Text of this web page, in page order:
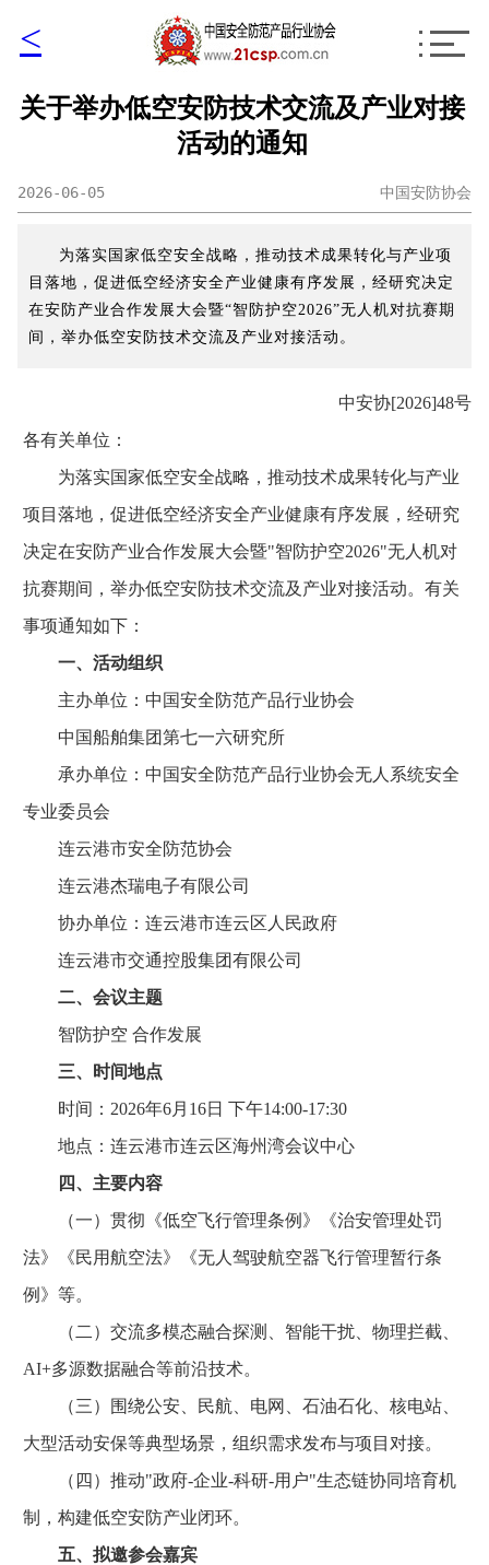
<
关于举办低空安防技术交流及产业对接
活动的通知
2026-06-05 中国安防协会
为落实国家低空安全战略，推动技术成果转化与产业项
目落地，促进低空经济安全产业健康有序发展，经研究决定
在安防产业合作发展大会暨“智防护空2026”无人机对抗赛期
间，举办低空安防技术交流及产业对接活动。
中安协[2026]48号
各有关单位：
为落实国家低空安全战略，推动技术成果转化与产业
项目落地，促进低空经济安全产业健康有序发展，经研究
决定在安防产业合作发展大会暨"智防护空2026"无人机对
抗赛期间，举办低空安防技术交流及产业对接活动。有关
事项通知如下：
一、活动组织
主办单位：中国安全防范产品行业协会
中国船舶集团第七一六研究所
承办单位：中国安全防范产品行业协会无人系统安全
专业委员会
连云港市安全防范协会
连云港杰瑞电子有限公司
协办单位：连云港市连云区人民政府
连云港市交通控股集团有限公司
二、会议主题
智防护空 合作发展
三、时间地点
时间：2026年6月16日 下午14:00-17:30
地点：连云港市连云区海州湾会议中心
四、主要内容
（一）贯彻《低空飞行管理条例》《治安管理处罚
法》《民用航空法》《无人驾驶航空器飞行管理暂行条
例》等。
（二）交流多模态融合探测、智能干扰、物理拦截、
AI+多源数据融合等前沿技术。
（三）围绕公安、民航、电网、石油石化、核电站、
大型活动安保等典型场景，组织需求发布与项目对接。
（四）推动"政府-企业-科研-用户"生态链协同培育机
制，构建低空安防产业闭环。
五、拟邀参会嘉宾